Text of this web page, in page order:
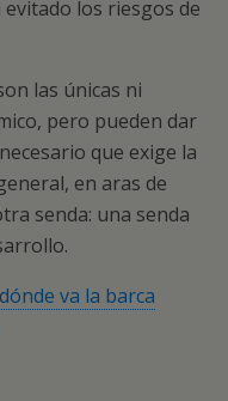
los riesgos de
las únicas ni
pero pueden dar
que exige la
en aras de
senda: una senda
va la barca